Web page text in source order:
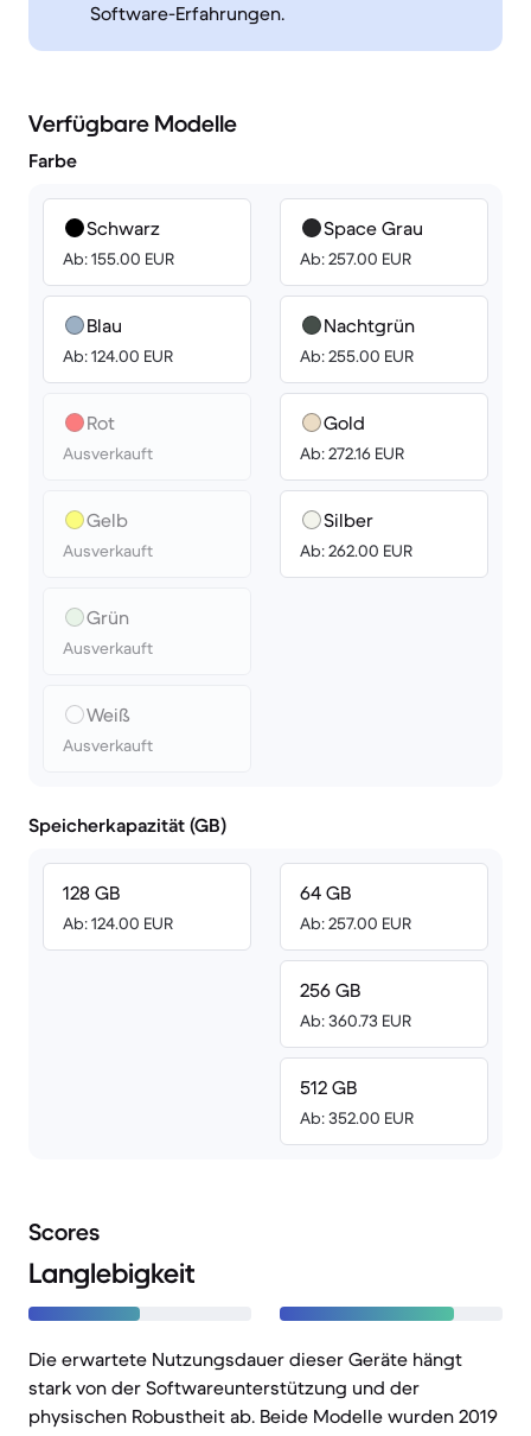
Software-Erfahrungen.
Verfügbare Modelle
Farbe
Schwarz
Ab: 155.00 EUR
Blau
Ab: 124.00 EUR
Rot
Ausverkauft
Gelb
Ausverkauft
Grün
Ausverkauft
Weiß
Ausverkauft
Space Grau
Ab: 257.00 EUR
Nachtgrün
Ab: 255.00 EUR
Gold
Ab: 272.16 EUR
Silber
Ab: 262.00 EUR
Speicherkapazität (GB)
128 GB
Ab: 124.00 EUR
64 GB
Ab: 257.00 EUR
256 GB
Ab: 360.73 EUR
512 GB
Ab: 352.00 EUR
Scores
Langlebigkeit
Die erwartete Nutzungsdauer dieser Geräte hängt
stark von der Softwareunterstützung und der
physischen Robustheit ab. Beide Modelle wurden 2019